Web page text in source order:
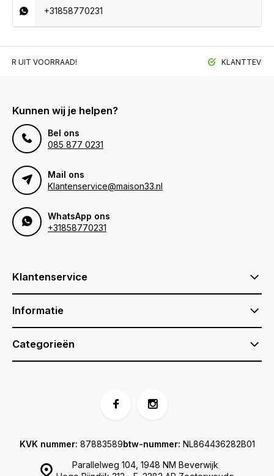
+31858770231
UIT VOORRAAD!
Kunnen wij je helpen?
Bel ons
085 877 0231
Mail ons
Klantenservice@maison33.nl
WhatsApp ons
+31858770231
Klantenservice
Informatie
Categorieën
Parallelweg 104, 1948 NM Beverwijk
KVK nummer: 87883589btw-nummer: NL864436282B01